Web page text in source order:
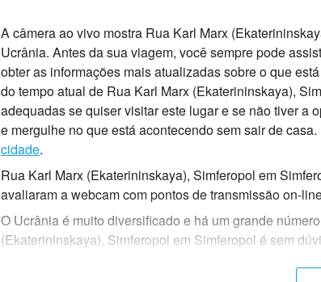
A câmera ao vivo mostra Rua Karl Marx
Ucrânia. Antes da sua viagem, você sempre pode
obter as informações mais atualizadas sobre o que
do tempo atual de Rua Karl Marx (Ekaterininskaya),
adequadas se quiser visitar este lugar e se não tiver a
e mergulhe no que está acontecendo sem sair de
cidade.
Rua Karl Marx (Ekaterininskaya), Simferopol em
avaliaram a webcam com pontos de transmissão on-
O Ucrânia é muito diversificado e há um grande
(Ekaterininskaya), Simferopol em Simferopol é sem
Ucrânia webcam ao vivo está localizada no fuso